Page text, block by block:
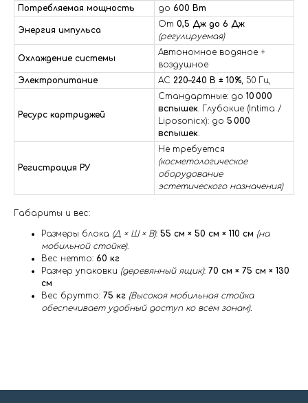
Потребляемая мощность
до 600 Вт
Энергия импульса
От 0,5 Дж до 6 Дж
(регулируемая)
Охлаждение системы
Автономное водяное +
воздушное
Электропитание
AC 220–240 В ± 10%, 50 Гц
Ресурс картриджей
Стандартные: до 10 000
вспышек. Глубокие (Intima /
Liposonicx): до 5 000
вспышек.
Регистрация РУ
Не требуется
(косметологическое
оборудование
эстетического назначения)
Габариты и вес:
Размеры блока (Д × Ш × В): 55 см × 50 см × 110 см (на
мобильной стойке).
Вес нетто: 60 кг
Размер упаковки (деревянный ящик): 70 см × 75 см × 130
см
Вес брутто: 75 кг (Высокая мобильная стойка
обеспечивает удобный доступ ко всем зонам).